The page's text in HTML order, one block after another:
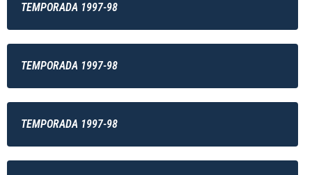
TEMPORADA 1997-98
TEMPORADA 1997-98
TEMPORADA 1997-98